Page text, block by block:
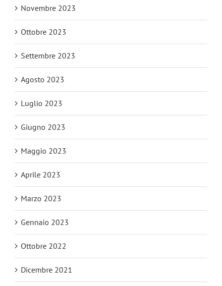
Novembre 2023
Ottobre 2023
Settembre 2023
Agosto 2023
Luglio 2023
Giugno 2023
Maggio 2023
Aprile 2023
Marzo 2023
Gennaio 2023
Ottobre 2022
Dicembre 2021